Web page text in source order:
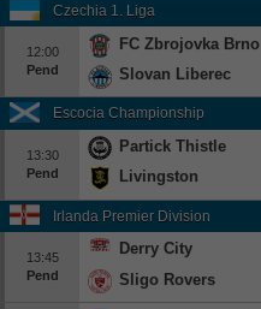
Czechia 1. Liga
12:00
Pend
FC Zbrojovka Brno
Slovan Liberec
Escocia Championship
13:30
Pend
Partick Thistle
Livingston
Irlanda Premier Division
13:45
Pend
Derry City
Sligo Rovers